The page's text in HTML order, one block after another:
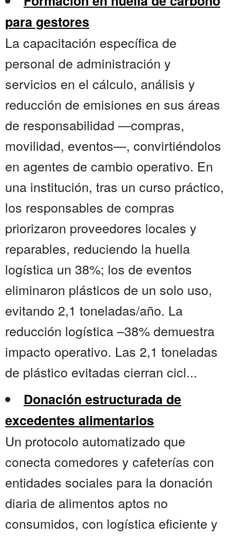
para gestores
La capacitación específica de
personal de administración y
servicios en el cálculo, análisis y
reducción de emisiones en sus áreas
de responsabilidad —compras,
movilidad, eventos—, convirtiéndolos
en agentes de cambio operativo. En
una institución, tras un curso práctico,
los responsables de compras
priorizaron proveedores locales y
reparables, reduciendo la huella
logística un 38%; los de eventos
eliminaron plásticos de un solo uso,
evitando 2,1 toneladas/año. La
reducción logística –38% demuestra
impacto operativo. Las 2,1 toneladas
de plástico evitadas cierran cicl...
Donación estructurada de
excedentes alimentarios
Un protocolo automatizado que
conecta comedores y cafeterías con
entidades sociales para la donación
diaria de alimentos aptos no
consumidos, con logística eficiente y